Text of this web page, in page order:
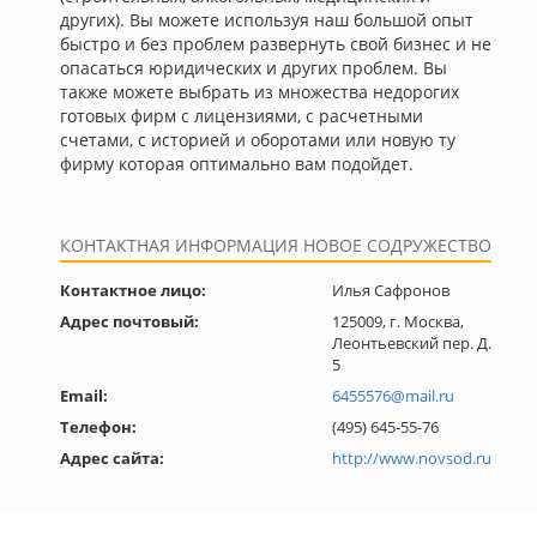
других). Вы можете используя наш большой опыт
быстро и без проблем развернуть свой бизнес и не
опасаться юридических и других проблем. Вы
также можете выбрать из множества недорогих
готовых фирм с лицензиями, с расчетными
счетами, с историей и оборотами или новую ту
фирму которая оптимально вам подойдет.
КОНТАКТНАЯ ИНФОРМАЦИЯ НОВОЕ СОДРУЖЕСТВО
Контактное лицо:
Илья Сафронов
Адрес почтовый:
125009, г. Москва,
Леонтьевский пер. Д.
5
Email:
6455576@mail.ru
Телефон:
(495) 645-55-76
Адрес сайта:
http://www.novsod.ru